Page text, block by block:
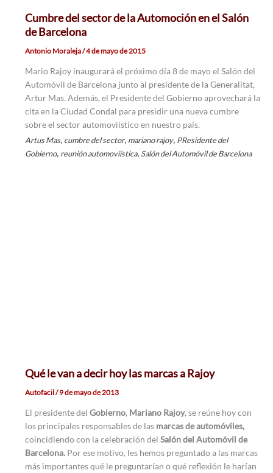
Cumbre del sector de la Automoción en el Salón
de Barcelona
Antonio Moraleja/4 de mayo de 2015
Mario Rajoy inaugurará el próximo día 8 de mayo el Salón del
Automóvil de Barcelona junto al presidente de la Generalitat,
Artur Mas. Además, el Presidente del Gobierno aprovechará la
cita en la Ciudad Condal para presidir una nueva cumbre
sobre el sector automoviístico en nuestro país.
Artus Mas, cumbre del sector, mariano rajoy, PResidente del
Gobierno, reunión automoviística, Salón del Automóvil de Barcelona
Qué le van a decir hoy las marcas a Rajoy
Autofacil/9 de mayo de 2013
El presidente del Gobierno, Mariano Rajoy, se reúne hoy con
los principales responsables de las marcas de automóviles,
coincidiendo con la celebración del Salón del Automóvil de
Barcelona.Por ese motivo, les hemos preguntado a las marcas
más importantes qué le preguntarían o qué reflexión le harían